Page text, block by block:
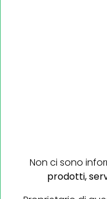
Non ci sono
prodotti,